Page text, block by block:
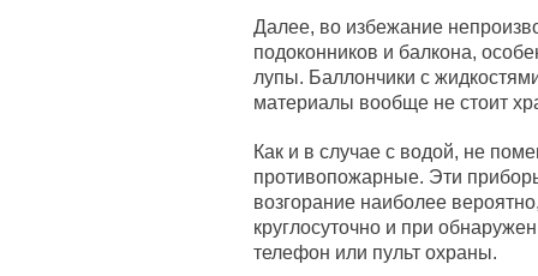
Далее, во избежание
подоконников и балкона,
лупы. Баллончики с
материалы вообще не стоит
Как и в случае с водой, не
противопожарные. Эти
возгорание наиболее
круглосуточно и при
телефон или пульт охраны.